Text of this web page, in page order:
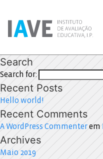
Search
Search for:
Recent Posts
Hello world!
Recent Comments
A WordPress Commenterem
Archives
Maio 2019